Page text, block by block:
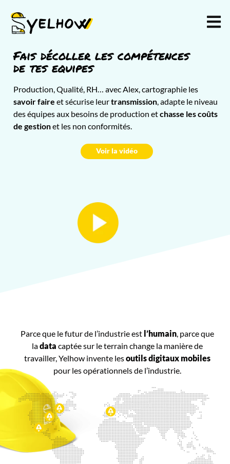
Fais décoller les compétences
de tes equipes
Production, Qualité, RH… avec Alex, cartographie les
savoir faire et sécurise leurtransmission, adapte le niveau
des équipes aux besoins de production etchasse les coûts
de gestionet les non conformités.
Voir la vidéo
Parce que le futur de l’industrie est l’humain, parce que
ladata captée sur le terrain change la manière de
travailler, Yelhow invente lesoutils digitaux mobiles
pour les opérationnels de l’industrie.